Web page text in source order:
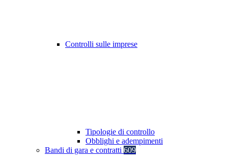
Controlli sulle imprese
Tipologie di controllo
Obblighi e adempimenti
Bandi di gara e contratti 609